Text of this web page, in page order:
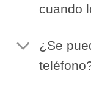
cuando
¿Se